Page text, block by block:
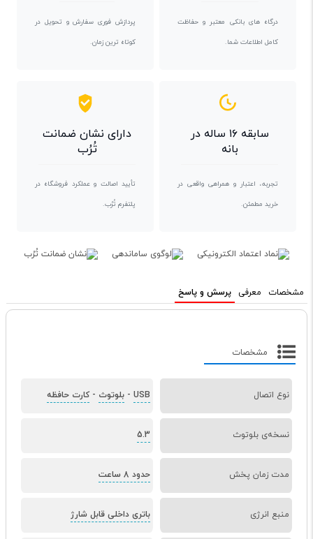
درگاه های بانکی معتبر و حفاظت
کامل اطلاعات شما.
پردازش فوری سفارش و تحویل در
کوتاه ترین زمان.
سابقه ۱۶ ساله در
بانه
تجربه، اعتبار و همراهی واقعی در
خرید مطمئن.
دارای نشان ضمانت
تُرُب
تأیید اصالت و عملکرد فروشگاه در
پلتفرم تُرُب.
مشخصات معرفی پرسش و پاسخ
مشخصات
نوع اتصال USB
- بلوتوث - کارت حافظه
نسخه‌ی بلوتوث 5.3
مدت زمان پخش حدود 8 ساعت
منبع انرژی باتری داخلی قابل شارژ